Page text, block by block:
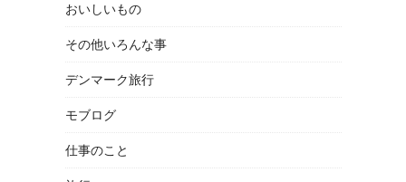
おいしいもの
その他いろんな事
デンマーク旅行
モブログ
仕事のこと